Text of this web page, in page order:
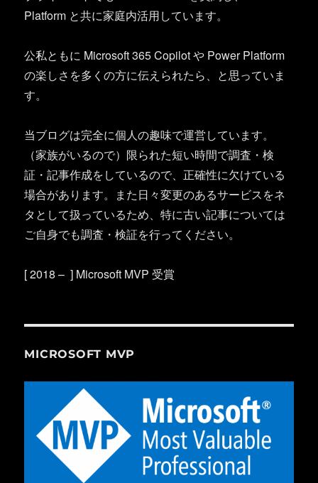
Platform と共に家庭内活用しています。
公私ともに Microsoft 365 Copilot や Power Platform
の楽しさを多くの方に伝えられたら、と思っていま
す。
当ブログは完全に個人の趣味で運営しています。
（家族がいるので）限られた短い時間で調査・検
証・記事作成をしているので、正確性に欠けている
場合があります。また日々変更のあるサービスをネ
タとして扱っているため、特に古い記事については
ご自身でも調査・検証を行ってください。
[ 2018 – ] Microsoft MVP 受賞
MICROSOFT MVP